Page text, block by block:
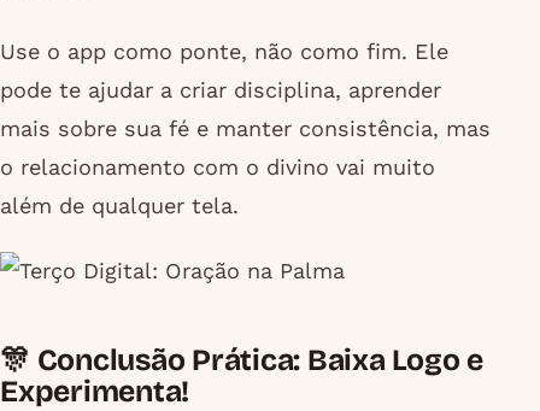
Use o app como ponte, não como fim. Ele
pode te ajudar a criar disciplina, aprender
mais sobre sua fé e manter consistência, mas
o relacionamento com o divino vai muito
além de qualquer tela.
🎊 Conclusão Prática: Baixa Logo e
Experimenta!